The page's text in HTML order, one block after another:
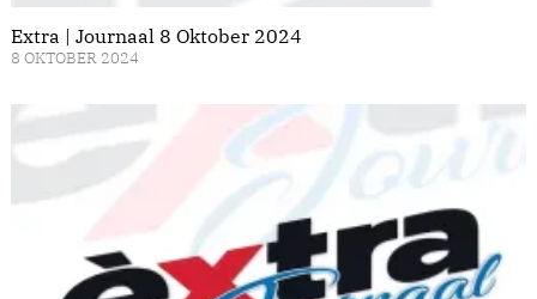
Extra | Journaal 8 Oktober 2024
8 OKTOBER 2024